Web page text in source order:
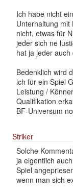
Ich habe nicht
Unterhaltung mit
nicht, etwas für
jeder sich ne
hat ja jeder
Bedenklich wird
ich für ein Spiel
Leistung /
Qualifikation
BF-Universum
Striker
Solche
ja eigentlich
Spiel
wenn man sich